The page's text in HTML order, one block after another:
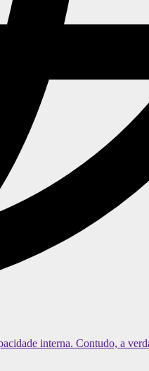
interna. Contudo, a